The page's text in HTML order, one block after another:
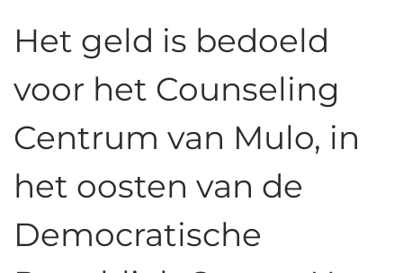
Het geld is bedoeld
voor het Counseling
Centrum van Mulo, in
het oosten van de
Democratische